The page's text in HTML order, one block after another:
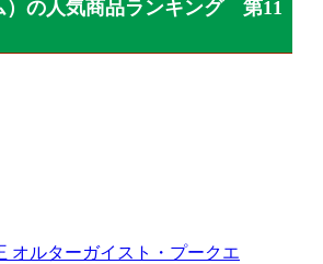
）の人気商品ランキング 第11
オルターガイスト・プークエ